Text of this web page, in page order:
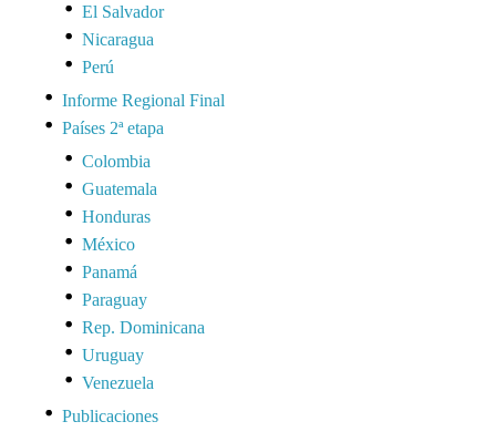
El Salvador
Nicaragua
Perú
Informe Regional Final
Países 2ª etapa
Colombia
Guatemala
Honduras
México
Panamá
Paraguay
Rep. Dominicana
Uruguay
Venezuela
Publicaciones